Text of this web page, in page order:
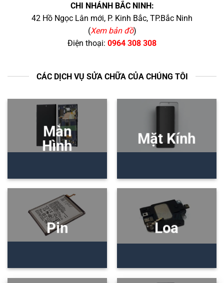
CHI NHÁNH BẮC NINH:
42 Hồ Ngọc Lân mới, P. Kinh Bắc, TP.Bắc Ninh
(Xem bản đồ)
Điện thoại: 0964 308 308
CÁC DỊCH VỤ SỬA CHỮA CỦA CHÚNG TÔI
Màn
Hình
Mặt Kính
Pin Loa